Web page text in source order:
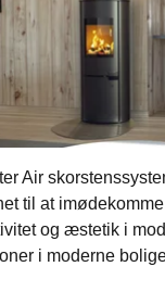
Air
til at imødekomme
og æstetik i
i moderne